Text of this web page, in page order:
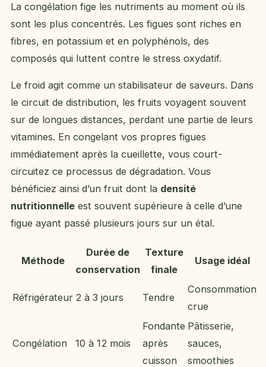
La congélation fige les nutriments au moment où ils
sont les plus concentrés. Les figues sont riches en
fibres, en potassium et en polyphénols, des
composés qui luttent contre le stress oxydatif.
Le froid agit comme un stabilisateur de saveurs. Dans
le circuit de distribution, les fruits voyagent souvent
sur de longues distances, perdant une partie de leurs
vitamines. En congelant vos propres figues
immédiatement après la cueillette, vous court-
circuitez ce processus de dégradation. Vous
bénéficiez ainsi d’un fruit dont la densité
nutritionnelle est souvent supérieure à celle d’une
figue ayant passé plusieurs jours sur un étal.
Méthode
Durée de
conservation
Texture
finale
Usage idéal
Réfrigérateur 2 à 3 jours Tendre
Consommation
crue
Congélation 10 à 12 mois
Fondante
après
cuisson
Pâtisserie,
sauces,
smoothies